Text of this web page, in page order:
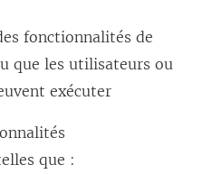
fonctionnalités de
que les utilisateurs ou
exécuter
que :